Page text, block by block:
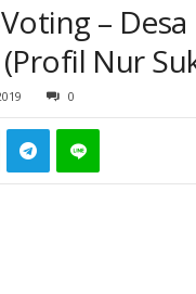
– Desa
Nur
0